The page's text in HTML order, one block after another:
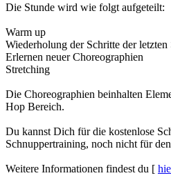
Die Stunde wird wie folgt aufgeteilt:
Warm up
Wiederholung der Schritte der letzten
Erlernen neuer Choreographien
Stretching
Die Choreographien beinhalten
Hop Bereich.
Du kannst Dich für die kostenlose
Schnuppertraining, noch nicht für
Weitere Informationen findest du [